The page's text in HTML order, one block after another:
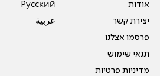
אודות
יצירת קשר
פרסמו אצלנו
תנאי שימוש
מדיניות פרטיות
Pусский
عربية